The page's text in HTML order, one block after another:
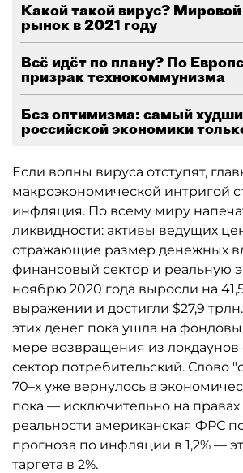
Какой такой вирус?
рынок в 2021 году
Всё идёт по плану? По
призрак технокоммунизма
Без оптимизма: самый
российской экономики
Если волны вируса отступят,
макроэкономической интригой
инфляция. По всему миру
ликвидности: активы ведущих
отражающие размер денежных
финансовый сектор и реальную
ноябрю 2020 года выросли на
выражении и достигли $27,9
этих денег пока ушла на
мере возвращения из локдаунов
сектор потребительский. Слово
70–х уже вернулось в
пока — исключительно на
реальности американская ФРС
прогноза по инфляции в 1,2% —
таргета в 2%.